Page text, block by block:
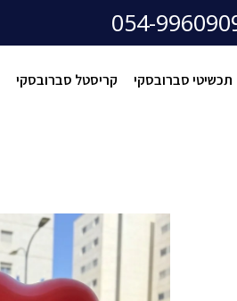
תכשיטי סברובסקי קריסטל סברובסקי